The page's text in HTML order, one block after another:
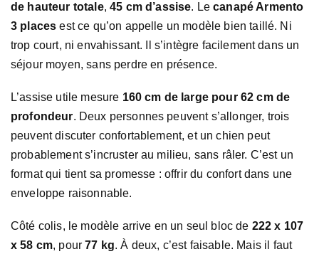
de hauteur totale,45 cm d’assise. Lecanapé Armento
3 places est ce qu’on appelle un modèle bien taillé. Ni
trop court, ni envahissant. Il s’intègre facilement dans un
séjour moyen, sans perdre en présence.
L’assise utile mesure 160 cm de large pour 62 cm de
profondeur. Deux personnes peuvent s’allonger, trois
peuvent discuter confortablement, et un chien peut
probablement s’incruster au milieu, sans râler. C’est un
format qui tient sa promesse : offrir du confort dans une
enveloppe raisonnable.
Côté colis, le modèle arrive en un seul bloc de 222 x 107
x 58 cm, pour77 kg. À deux, c’est faisable. Mais il faut